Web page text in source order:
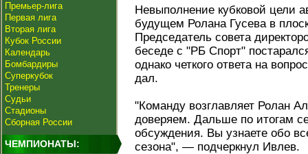
Премьер-лига
Первая лига
Вторая лига
Кубок России
Календарь
Бомбардиры
Суперкубок
Тренеры
Судьи
Стадионы
Сборная России
ЧЕМПИОНАТЫ:
Невыполнение кубковой цели
будущем Ролана Гусева в
Председатель совета
беседе с "РБ Спорт"
однако четкого ответа на
дал.
"Команду возглавляет Ролан
доверяем. Дальше по итогам
обсуждения. Вы узнаете обо
сезона", — подчеркнул Ивлев.